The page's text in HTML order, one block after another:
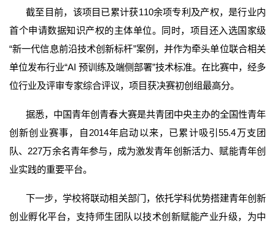
截至目前，该项目已累计获110余项专利及产权，是行业内
首个申请数据知识产权的主体单位。同时，项目还入选国家级
“新一代信息前沿技术创新标杆”案例，并作为牵头单位联合相关
单位发布行业“AI 预训练及端侧部署”技术标准。在比赛中，经多
位行业及评审专家综合评议，项目获决赛初创组最高分。
据悉，中国青年创青春大赛是共青团中央主办的全国性青年
创新创业赛事，自2014年启动以来，已累计吸引55.4万支团
队、227万余名青年参与，成为激发青年创新活力、赋能青年创
业实践的重要平台。
下一步，学校将联动相关部门，依托学科优势搭建青年创新
创业孵化平台，支持师生团队以技术创新赋能产业升级，为中